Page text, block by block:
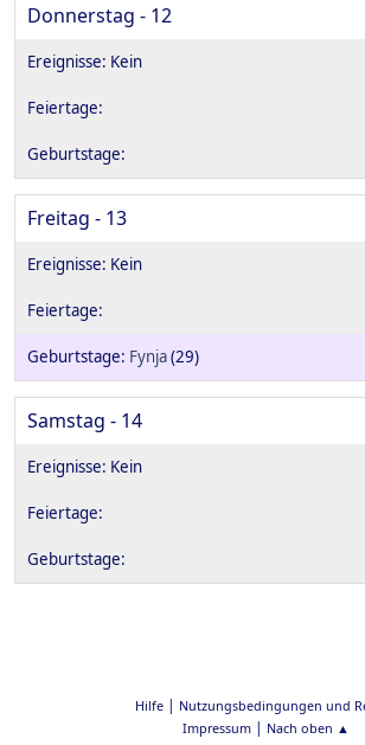
Donnerstag - 12
Freitag - 13
Fynja(29)
Samstag - 14
Hilfe| Nutzungsbedingungen und
Impressum| Nach oben ▲